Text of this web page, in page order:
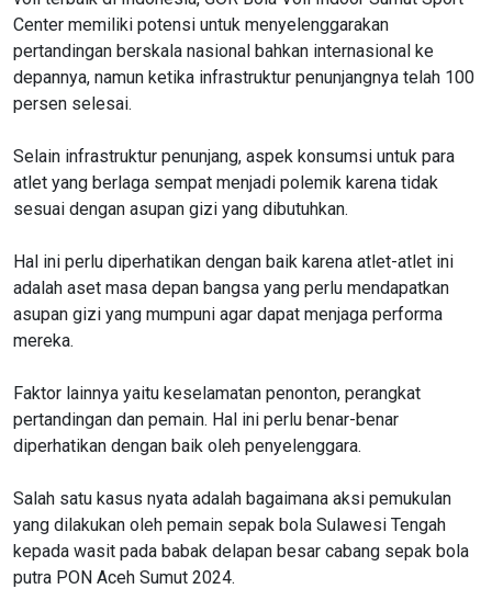
Center memiliki potensi untuk menyelenggarakan
pertandingan berskala nasional bahkan internasional ke
depannya, namun ketika infrastruktur penunjangnya telah 100
persen selesai.
Selain infrastruktur penunjang, aspek konsumsi untuk para
atlet yang berlaga sempat menjadi polemik karena tidak
sesuai dengan asupan gizi yang dibutuhkan.
Hal ini perlu diperhatikan dengan baik karena atlet-atlet ini
adalah aset masa depan bangsa yang perlu mendapatkan
asupan gizi yang mumpuni agar dapat menjaga performa
mereka.
Faktor lainnya yaitu keselamatan penonton, perangkat
pertandingan dan pemain. Hal ini perlu benar-benar
diperhatikan dengan baik oleh penyelenggara.
Salah satu kasus nyata adalah bagaimana aksi pemukulan
yang dilakukan oleh pemain sepak bola Sulawesi Tengah
kepada wasit pada babak delapan besar cabang sepak bola
putra PON Aceh Sumut 2024.